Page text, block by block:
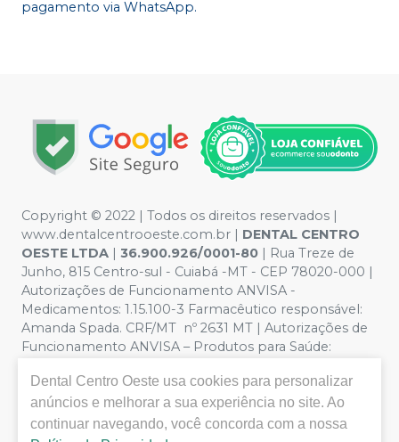
pagamento via WhatsApp.
Copyright © 2022 | Todos os direitos reservados |
www.dentalcentrooeste.com.br | DENTAL CENTRO
OESTE LTDA | 36.900.926/0001-80 | Rua Treze de
Junho, 815 Centro-sul - Cuiabá -MT - CEP 78020-000 |
Autorizações de Funcionamento ANVISA -
Medicamentos: 1.15.100-3 Farmacêutico responsável:
Amanda Spada. CRF/MT nº 2631 MT | Autorizações de
Funcionamento ANVISA – Produtos para Saúde:
Segurança - Fotos meramente ilustrativas - Os preços e
condições da loja virtual estão sujeitos a alterações. Em
caso de divergência de preços no site, o valor válido é o
Dental Centro Oeste usa cookies para personalizar
anúncios e melhorar a sua experiência no site. Ao
continuar navegando, você concorda com a nossa